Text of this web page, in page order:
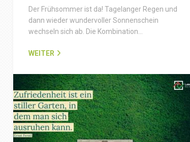
Der Frühsommer ist da! Tagelanger Regen und
dann wieder wundervoller Sonnenschein
wechseln sich ab. Die Kombination…
WEITER